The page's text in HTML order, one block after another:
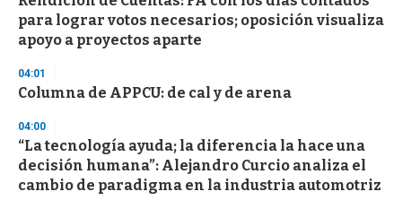
para lograr votos necesarios; oposición visualiza
apoyo a proyectos aparte
04:01
Columna de APPCU: de cal y de arena
04:00
“La tecnología ayuda; la diferencia la hace una
decisión humana”: Alejandro Curcio analiza el
cambio de paradigma en la industria automotriz